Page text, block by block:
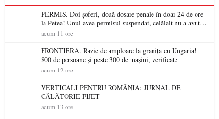
PERMIS. Doi șoferi, două dosare penale în doar 24 de ore
la Petea! Unul avea permisul suspendat, celălalt nu a avut
niciodată permis
acum 11 ore
FRONTIERĂ. Razie de amploare la granița cu Ungaria!
800 de persoane și peste 300 de mașini, verificate
acum 12 ore
VERTICALI PENTRU ROMÂNIA: JURNAL DE
CĂLĂTORIE FIJET
acum 13 ore